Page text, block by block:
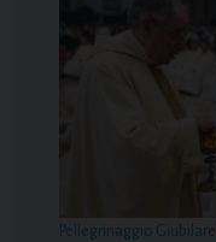
Pellegrinaggio Giubilare